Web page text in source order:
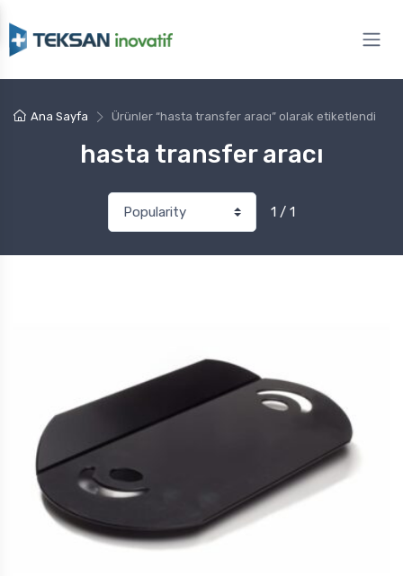
Ana Sayfa Ürünler “hasta transfer aracı” olarak etiketlendi
hasta transfer aracı
1 / 1